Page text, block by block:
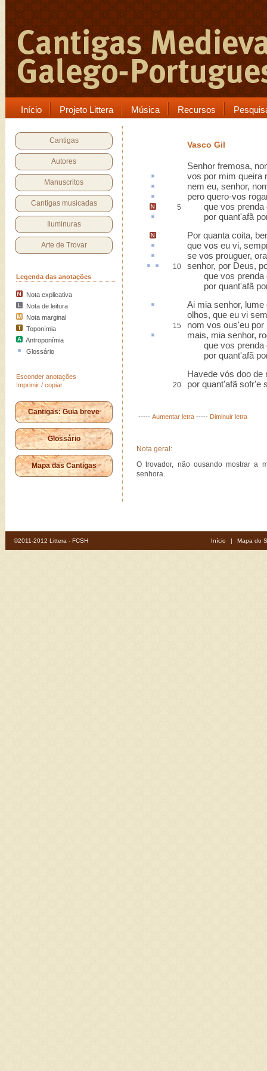
Início Projeto Littera Música Recursos
Cantigas
Autores
Manuscritos
Cantigas musicadas
Iluminuras
Arte de Trovar
Legenda das anotações
Nota explicativa
Nota de leitura
Nota marginal
Toponímia
Antroponímia
Glossário
Esconder anotações
Imprimir / copiar
Cantigas: Guia breve
Glossário
Mapa das Cantigas
Vasco Gil
Senhor fremosa,
vos por mim queira
nem eu, senhor,
pero quero-vos
5
que vos prenda
por quant'afã
Por quanta coita,
que vos eu vi,
se vos prouguer,
10
senhor, por Deus,
que vos prenda
por quant'afã
Ai mia senhor, lume
olhos, que eu vi
15
nom vos ous'eu
mais, mia senhor,
que vos prenda
por quant'afã
Havede vós doo de
20 por quant'afã sofr'e
----- Aumentar letra ----- Diminuir letra
Nota geral:
O trovador, não ousando mostrar a
senhora.
©2011-2012 Littera - FCSH Início | Mapa do